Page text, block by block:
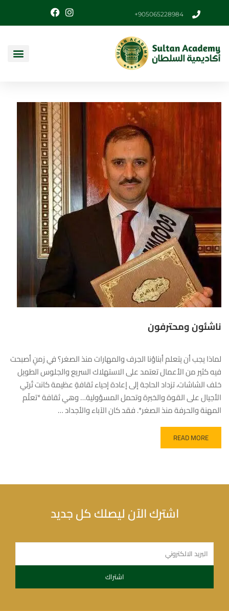
905065228984+
ناشئون ومحترفون
لماذا يجب أن يتعلم أبناؤنا الحِرف والمهارات منذ الصغر؟ في زمنٍ أصبحت
فيه كثير من الأعمال تعتمد على الاستهلاك السريع والجلوس الطويل
خلف الشاشات، تزداد الحاجة إلى إعادة إحياء ثقافةٍ عظيمة كانت تُربّي
الأجيال على القوة والخبرة وتحمل المسؤولية… وهي ثقافة *تعلّم
المهنة والحرفة منذ الصغر*. فقد كان الآباء والأجداد …
READ MORE
اشترك الآن ليصلك كل جديد